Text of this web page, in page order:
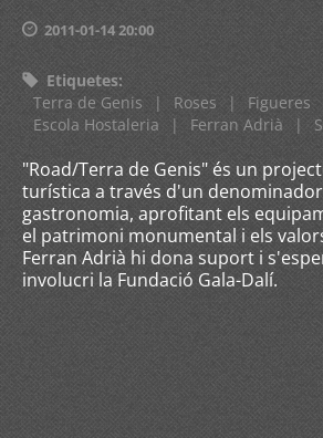
2011-01-14 20:00
Etiquetes:
Terra de Genis
| Roses | Figueres
Escola Hostaleria
| Ferran Adrià |
"Road/Terra de Genis" és un
turística a través d'un
gastronomia, aprofitant els
el patrimoni monumental i els
Ferran Adrià hi dona suport i
involucri la Fundació Gala-Dalí.